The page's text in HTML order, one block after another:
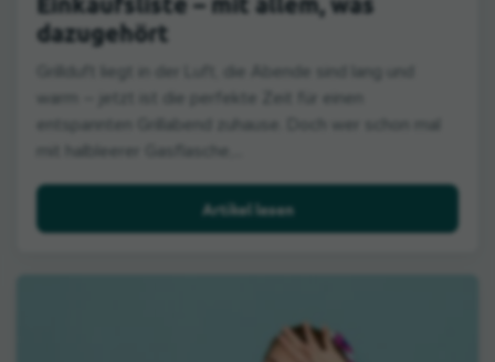
dazugehört
Artikel lesen